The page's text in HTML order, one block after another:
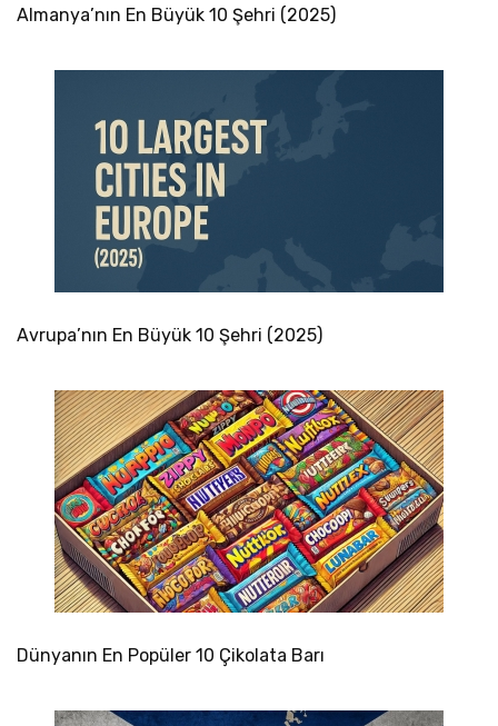
Almanya’nın En Büyük 10 Şehri (2025)
Avrupa’nın En Büyük 10 Şehri (2025)
Dünyanın En Popüler 10 Çikolata Barı